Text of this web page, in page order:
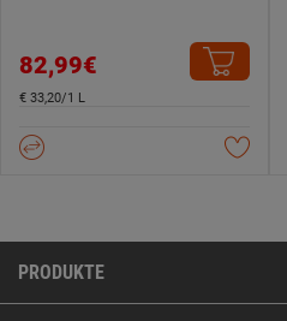
82,99€
€ 33,20/1 L
PRODUKTE